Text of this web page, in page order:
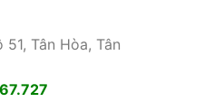
Tân Hòa, Tân